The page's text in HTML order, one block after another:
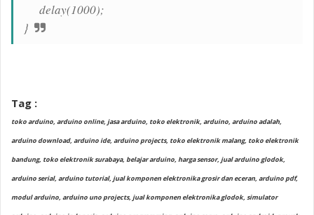
delay(1000);
}
Tag :
toko arduino, arduino online, jasa arduino, toko elektronik, arduino, arduino adalah,
arduino download, arduino ide, arduino projects, toko elektronik malang, toko elektronik
bandung, toko elektronik surabaya, belajar arduino, harga sensor, jual arduino glodok,
arduino serial, arduino tutorial, jual komponen elektronika grosir dan eceran, arduino pdf,
modul arduino, arduino uno projects, jual komponen elektronika glodok, simulator